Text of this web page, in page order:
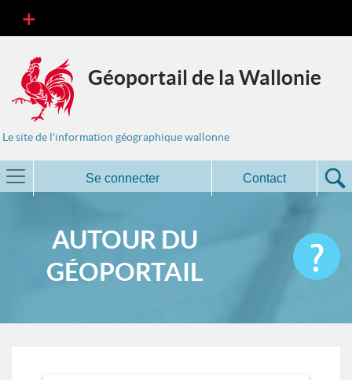
Géoportail de la Wallonie
Le site de l'information géographique wallonne
Se connecter Contact
AUTOUR DU
GÉOPORTAIL